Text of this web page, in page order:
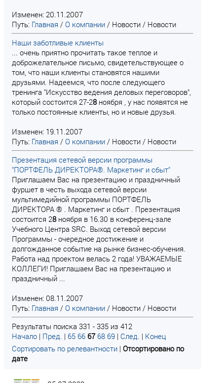
Изменен: 20.11.2007
Путь: Главная / О компании / Новости / Новости
Наши заботливые клиенты
... очень приятно прочитать такое теплое и
доброжелательное письмо, свидетельствующее о
том, что наши клиенты становятся нашими
друзьями. Надеемся, что после следующего
тренинга "Искусство ведения деловых переговоров",
который состоится 27-28ноября , у нас появятся не
только постоянные клиенты, но и новые друзья.
Изменен: 19.11.2007
Путь: Главная / О компании / Новости / Новости
Презентация сетевой версии программы
"ПОРТФЕЛЬ ДИРЕКТОРА®. Маркетинг и сбыт"
Приглашаем Вас на презентацию и праздничный
фуршет в честь выхода сетевой версии
мультимедийной программы ПОРТФЕЛЬ
ДИРЕКТОРА ® . Маркетинг и сбыт . Презентация
состоится 28ноября в 16.30 в конференц-зале
Учебного Центра SRC. Выход сетевой версии
Программы - очередное достижение и
долгожданное событие на рынке бизнес-обучения.
Работа над проектом велась 2 года! УВАЖАЕМЫЕ
КОЛЛЕГИ! Приглашаем Вас на презентацию и
праздничный ...
Изменен: 08.11.2007
Путь: Главная / О компании / Новости / Новости
Результаты поиска 331 - 335 из 412
Начало | Пред. | 65 66 67 68 69 | След. | Конец
Сортировать по релевантности | Отсортировано по
дате